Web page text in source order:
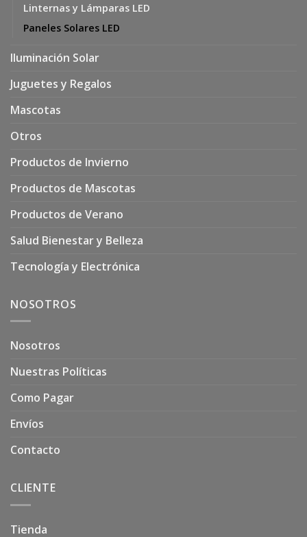
Linternas y Lámparas LED
Paneles Solares LED
Iluminación Solar
Juguetes y Regalos
Mascotas
Otros
Productos de Invierno
Productos de Mascotas
Productos de Verano
Salud Bienestar y Belleza
Tecnología y Electrónica
NOSOTROS
Nosotros
Nuestras Políticas
Como Pagar
Envíos
Contacto
CLIENTE
Tienda